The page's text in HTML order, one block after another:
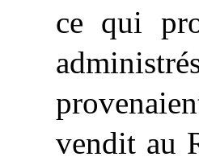
ce qui
vendit au